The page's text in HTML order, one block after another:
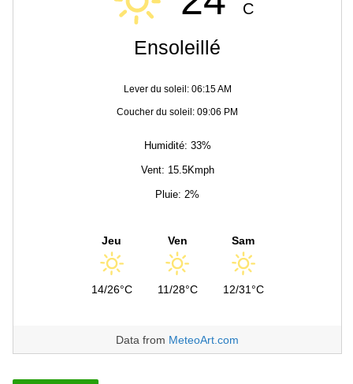
C
Ensoleillé
Lever du soleil: 06:15 AM
Coucher du soleil: 09:06 PM
Humidité: 33%
Vent: 15.5Kmph
Pluie: 2%
Jeu
14/26°C
Ven
11/28°C
Sam
12/31°C
Data from MeteoArt.com